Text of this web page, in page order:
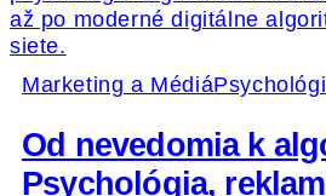
Marketing a Médiá
Od nevedomia k
Psychológia,